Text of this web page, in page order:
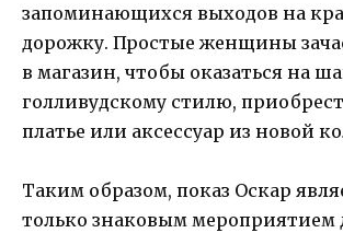
запоминающихся выходов на
дорожку. Простые женщины
в магазин, чтобы оказаться на
голливудскому стилю,
платье или аксессуар из новой
Таким образом, показ Оскар
только знаковым мероприятием